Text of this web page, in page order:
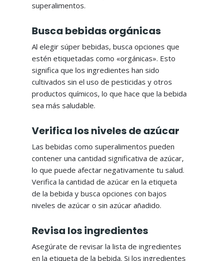
superalimentos.
Busca bebidas orgánicas
Al elegir súper bebidas, busca opciones que
estén etiquetadas como «orgánicas». Esto
significa que los ingredientes han sido
cultivados sin el uso de pesticidas y otros
productos químicos, lo que hace que la bebida
sea más saludable.
Verifica los niveles de azúcar
Las bebidas como superalimentos pueden
contener una cantidad significativa de azúcar,
lo que puede afectar negativamente tu salud.
Verifica la cantidad de azúcar en la etiqueta
de la bebida y busca opciones con bajos
niveles de azúcar o sin azúcar añadido.
Revisa los ingredientes
Asegúrate de revisar la lista de ingredientes
en la etiqueta de la bebida. Si los ingredientes